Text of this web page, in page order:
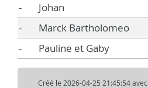
-
Johan
-
Marck Bartholomeo
-
Pauline et Gaby
Créé le 2026-04-25 21:45:54 avec